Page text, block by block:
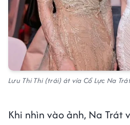
Lưu Thi Thi (trái) át vía Cổ Lực Na
Khi nhìn vào ảnh, Na Trát